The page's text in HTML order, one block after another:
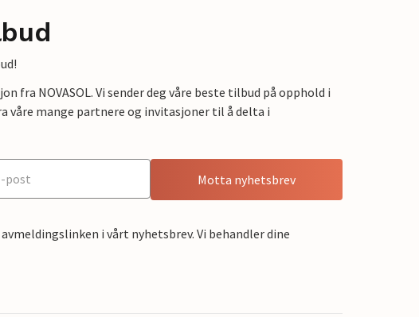
NOVASOL. Vi sender deg våre beste tilbud på opphold i
våre mange partnere og invitasjoner til å delta i
Motta nyhetsbrev
i vårt nyhetsbrev. Vi behandler dine